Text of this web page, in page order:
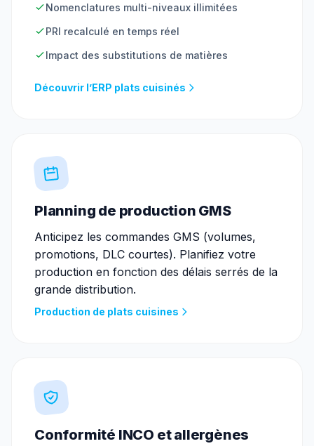
Nomenclatures multi-niveaux illimitées
PRI recalculé en temps réel
Impact des substitutions de matières
Découvrir l’ERP plats cuisinés
Planning de production GMS
Anticipez les commandes GMS (volumes,
promotions, DLC courtes). Planifiez votre
production en fonction des délais serrés de la
grande distribution.
Production de plats cuisines
Conformité INCO et allergènes